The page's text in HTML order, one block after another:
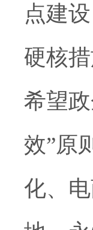
点建
硬核
希望
效”原
化、